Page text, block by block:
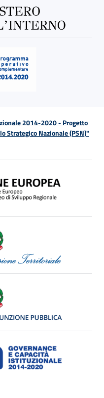
2014-2020 - Progetto
Strategico Nazionale (PSN)"